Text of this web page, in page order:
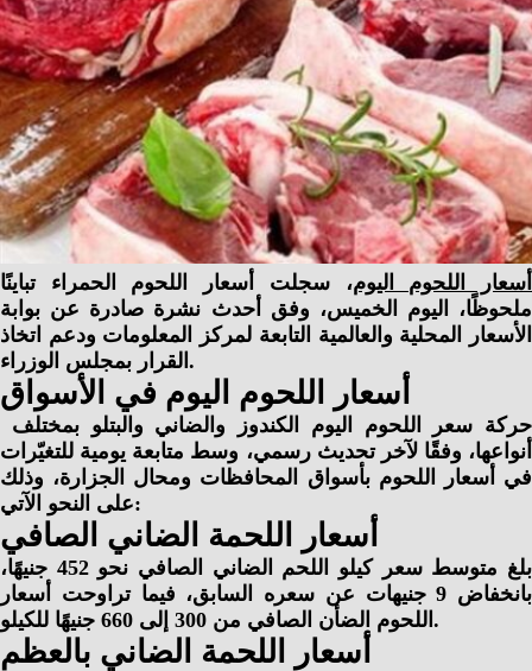
أسعار اللحوم اليوم، سجلت أسعار اللحوم الحمراء تباينًا
ملحوظًا، اليوم الخميس، وفق أحدث نشرة صادرة عن بوابة
الأسعار المحلية والعالمية التابعة لمركز المعلومات ودعم اتخاذ
القرار بمجلس الوزراء.
أسعار اللحوم اليوم في الأسواق
أنواعها، وفقًا لآخر تحديث رسمي، وسط متابعة يومية للتغيّرات
في أسعار اللحوم بأسواق المحافظات ومحال الجزارة، وذلك
على النحو الآتي:
أسعار اللحمة الضاني الصافي
بلغ متوسط سعر كيلو اللحم الضاني الصافي نحو
452 جنيهًا،
بانخفاض 9 جنيهات عن سعره السابق، فيما تراوحت أسعار
اللحوم الضأن الصافي من 300 إلى 660 جنيهًا للكيلو.
أسعار اللحمة الضاني بالعظم